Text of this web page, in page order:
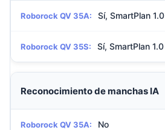
Roborock QV 35A: Sí, SmartPlan 1.0
Roborock QV 35S: Sí, SmartPlan 1.0
Reconocimiento de manchas IA
Roborock QV 35A: No